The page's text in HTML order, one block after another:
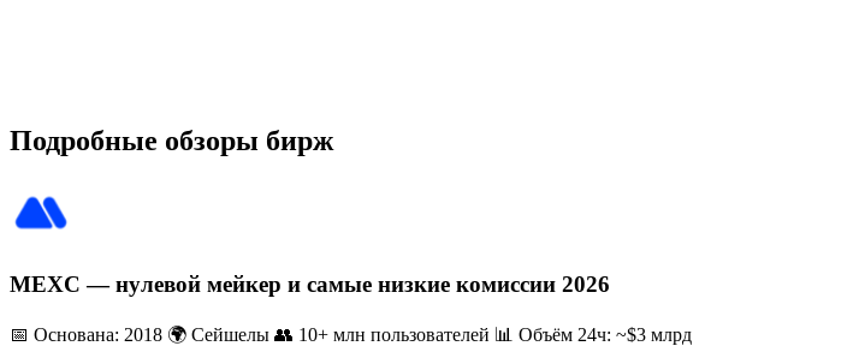
Подробные обзоры бирж
MEXC — нулевой мейкер и самые низкие комиссии 2026
📅 Основана: 2018 🌍 Сейшелы 👥 10+ млн пользователей 📊 Объём 24ч: ~$3 млрд